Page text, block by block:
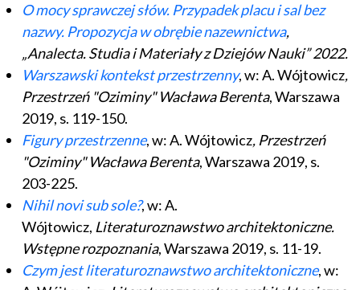
O mocy sprawczej słów. Przypadek placu i sal bez
nazwy. Propozycja w obrębie nazewnictwa,
„Analecta. Studia i Materiały z Dziejów Nauki” 2022.
Warszawski kontekst przestrzenny, w: A. Wójtowicz,
Przestrzeń "Oziminy" Wacława Berenta, Warszawa
2019, s. 119-150.
Figury przestrzenne, w: A. Wójtowicz, Przestrzeń
"Oziminy" Wacława Berenta, Warszawa 2019, s.
203-225.
Nihil novi sub sole?, w: A.
Wójtowicz, Literaturoznawstwo architektoniczne.
Wstępne rozpoznania, Warszawa 2019, s. 11-19.
Czym jest literaturoznawstwo architektoniczne, w: